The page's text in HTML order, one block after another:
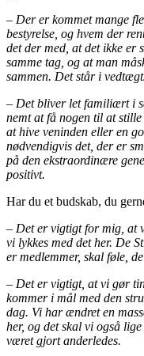
– Der er kommet mange
bestyrelse, og hvem der
det der med, at det ikke er
samme tag, og at man
sammen. Det står i
– Det bliver let familiært i
nemt at få nogen til at
at hive veninden eller en
nødvendigvis det, der er
på den ekstraordinære
positivt.
Har du et budskab, du
– Det er vigtigt for mig, at
vi lykkes med det her. De
er medlemmer, skal føle,
– Det er vigtigt, at vi gør
kommer i mål med den
dag. Vi har ændret en
her, og det skal vi også
været gjort anderledes.